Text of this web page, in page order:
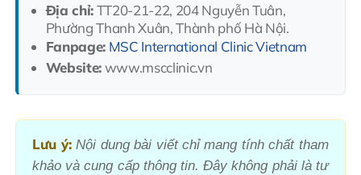
Địa chỉ:TT20-21-22, 204 Nguyễn Tuân,
Phường Thanh Xuân, Thành phố Hà Nội.
Fanpage: MSC International Clinic Vietnam
Website:www.mscclinic.vn
Lưu ý:Nội dung bài viết chỉ mang tính chất tham
khảo và cung cấp thông tin. Đây không phải là tư